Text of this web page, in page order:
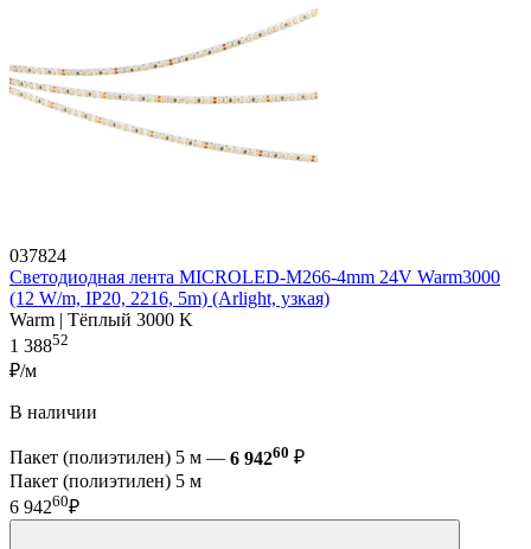
037824
Светодиодная лента MICROLED-M266-4mm 24V Warm3000
(12 W/m, IP20, 2216, 5m) (Arlight, узкая)
Warm | Тёплый 3000 K
1 38852
₽/м
В наличии
Пакет (полиэтилен) 5 м — 6 94260 ₽
Пакет (полиэтилен) 5 м
6 94260₽